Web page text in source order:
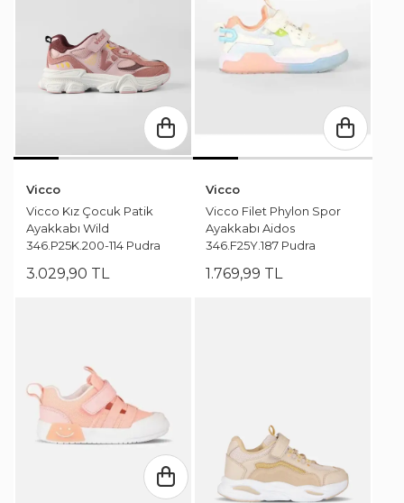
Vicco
Vicco Kız Çocuk Patik
Ayakkabı Wild
346.P25K.200-114 Pudra
3.029,90 TL
Vicco
Vicco Filet Phylon Spor
Ayakkabı Aidos
346.F25Y.187 Pudra
1.769,99 TL